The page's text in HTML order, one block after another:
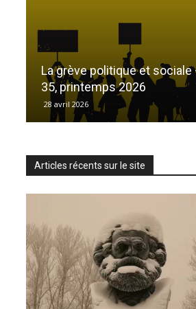
La grève politique et sociale
35, printemps 2026
28 avril 2026
Articles récents sur le site